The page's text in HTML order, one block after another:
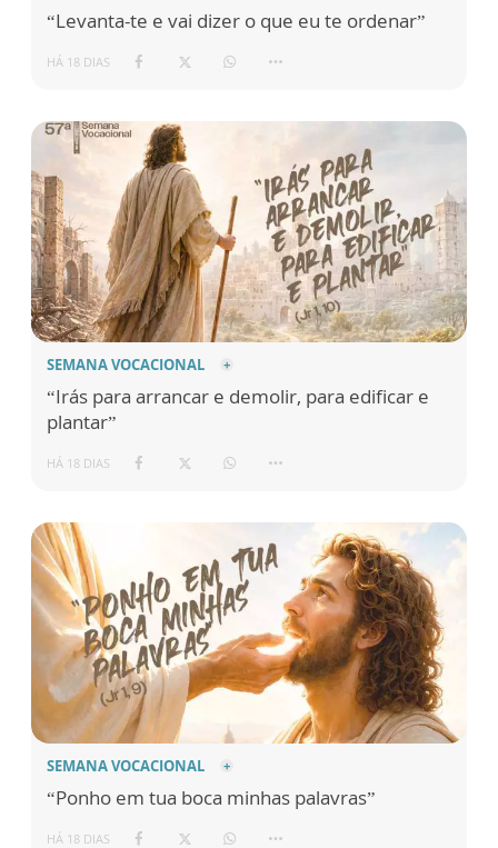
“Levanta-te e vai dizer o que eu te ordenar”
HÁ 18 DIAS
SEMANA VOCACIONAL
“Irás para arrancar e demolir, para edificar e
plantar”
HÁ 18 DIAS
SEMANA VOCACIONAL
“Ponho em tua boca minhas palavras”
HÁ 18 DIAS